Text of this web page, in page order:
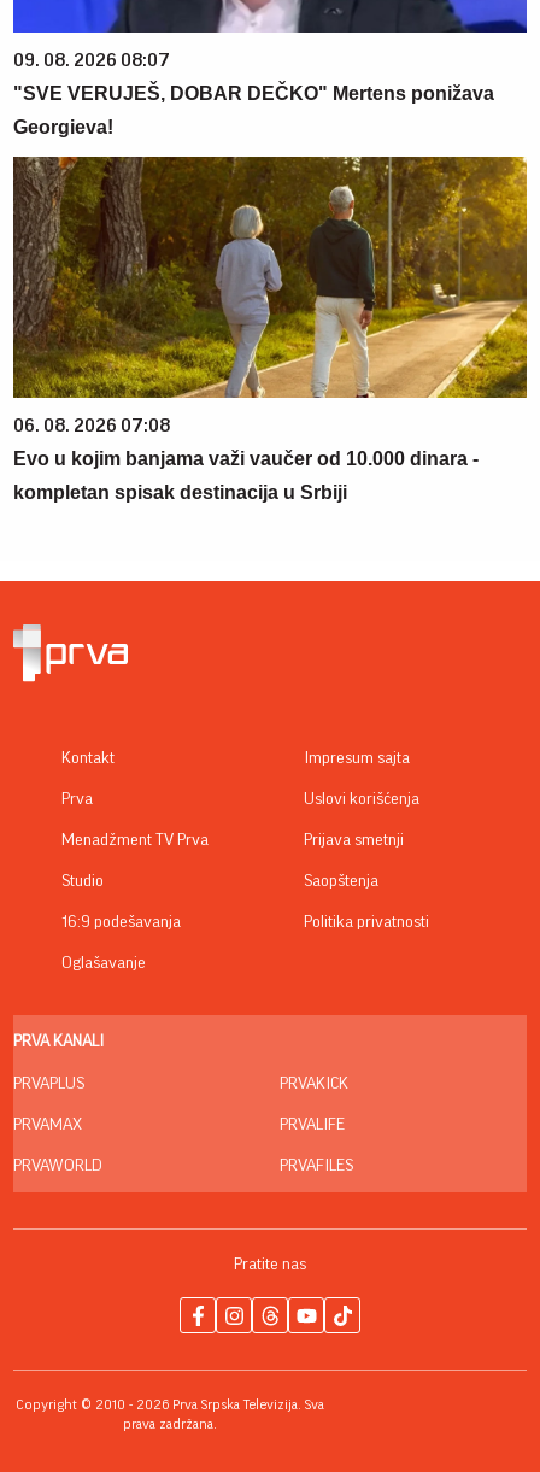
09. 08. 2026 08:07
"SVE VERUJEŠ, DOBAR DEČKO" Mertens ponižava
Georgieva!
06. 08. 2026 07:08
Evo u kojim banjama važi vaučer od 10.000 dinara -
kompletan spisak destinacija u Srbiji
Kontakt
Prva
Menadžment TV Prva
Studio
16:9 podešavanja
Oglašavanje
Impresum sajta
Uslovi korišćenja
Prijava smetnji
Saopštenja
Politika privatnosti
PRVA KANALI
PRVAPLUS
PRVAMAX
PRVAWORLD
PRVAKICK
PRVALIFE
PRVAFILES
Pratite nas
Copyright © 2010 - 2026 Prva Srpska Televizija. Sva
prava zadržana.